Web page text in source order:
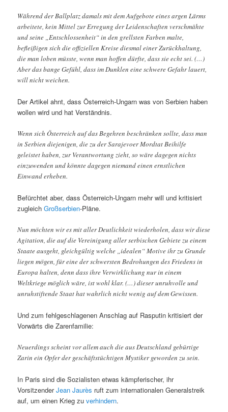
Während der Ballplatz damals mit dem Aufgebote eines argen Lärms
arbeitete, kein Mittel zur Erregung der Leidenschaften verschmähte
und seine „Entschlossenheit“ in den grellsten Farben malte,
befleißigen sich die offiziellen Kreise diesmal einer Zurückhaltung,
die man loben müsste, wenn man hoffen dürfte, dass sie echt sei. (…)
Aber das bange Gefühl, dass im Dunklen eine schwere Gefahr lauert,
will nicht weichen.
Der Artikel ahnt, dass Österreich-Ungarn was von Serbien haben
wollen wird und hat Verständnis.
Wenn sich Österreich auf das Begehren beschränken sollte, dass man
in Serbien diejenigen, die zu der Sarajevoer Mordtat Beihilfe
geleistet haben, zur Verantwortung zieht, so wäre dagegen nichts
einzuwenden und könnte dagegen niemand einen ernstlichen
Einwand erheben.
Befürchtet aber, dass Österreich-Ungarn mehr will und kritisiert
zugleichGroßserbien-Pläne.
Nun möchten wir es mit aller Deutlichkeit wiederholen, dass wir diese
Agitation, die auf die Vereinigung aller serbischen Gebiete zu einem
Staate ausgeht, gleichgültig welche „idealen“ Motive ihr zu Grunde
liegen mögen, für eine der schwersten Bedrohungen des Friedens in
Europa halten, denn dass ihre Verwirklichung nur in einem
Weltkriege möglich wäre, ist wohl klar. (…) dieser unruhvolle und
unruhstiftende Staat hat wahrlich nicht wenig auf dem Gewissen.
Und zum fehlgeschlagenen Anschlag auf Rasputin kritisiert der
Vorwärts die Zarenfamilie:
Neuerdings scheint vor allem auch die aus Deutschland gebürtige
Zarin ein Opfer der geschäftstüchtigen Mystiker geworden zu sein.
In Paris sind die Sozialisten etwas kämpferischer, ihr
VorsitzenderJean Jaurès ruft zum internationalen Generalstreik
auf, um einen Krieg zuverhindern.